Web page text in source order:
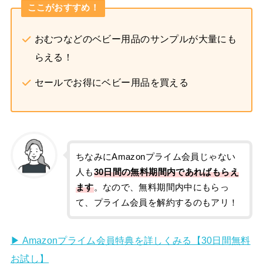
ここがおすすめ！
おむつなどのベビー用品のサンプルが大量にも
らえる！
セールでお得にベビー用品を買える
ちなみにAmazonプライム会員じゃない
人も30日間の無料期間内であればもらえ
ます。なので、無料期間内中にもらっ
て、プライム会員を解約するのもアリ！
▶︎ Amazonプライム会員特典を詳しくみる【30日間無料
お試し】